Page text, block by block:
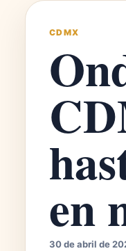
CDMX
en
30 de abril de